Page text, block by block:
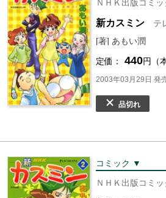
ＮＨＫ出版コミ
新カスミン
テ
[著] あもい潤
定価： 440円（
2003年03月29日 発
品切れ
コミック ▼
ＮＨＫ出版コミッ